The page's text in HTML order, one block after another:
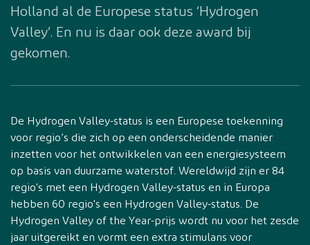
Holland al de Europese status ‘Hydrogen
Valley’. En nu is daar ook deze award bij
gekomen.
De Hydrogen Valley-status is een Europese toekenning
voor regio’s die zich op een onderscheidende manier
inzetten voor het ontwikkelen van een energiesysteem
op basis van duurzame waterstof. Wereldwijd zijn er 84
regio's met een Hydrogen Valley-status en in Europa
hebben 60 regio's een Hydrogen Valley-status. De
Hydrogen Valley of the Year-prijs wordt nu voor het zesde
jaar uitgereikt en vormt een extra stimulans voor